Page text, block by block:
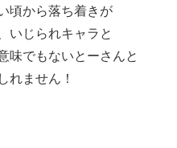
頃から落ち着きが
いじられキャラと
味でもないとーさんと
れません！